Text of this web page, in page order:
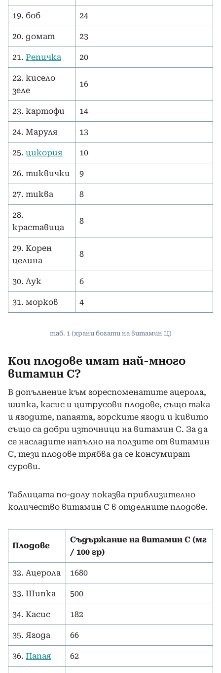
19. боб 24
20. домат 23
21. Репичка 20
22. кисело
зеле
16
23. картофи 14
24. Маруля 13
25. цикория 10
26. тиквички 9
27. тиква 8
28.
краставица
8
29. Корен
целина
8
30. Лук 6
31. морков 4
таб. 1 (храни богати на витамин Ц)
Кои плодове имат най-много
витамин С?
В допълнение към гореспоменатите ацерола,
шипка, касис и цитрусови плодове, също така
и ягодите, папаята, горските ягоди и кивито
също са добри източници на витамин С. За да
се насладите напълно на ползите от витамин
С, тези плодове трябва да се консумират
сурови.
Таблицата по-долу показва приблизително
количество витамин С в отделните плодове.
Плодове
Съдържание на витамин С (мг
/ 100 гр)
32. Ацерола 1680
33. Шипка 500
34. Касис 182
35. Ягода 66
36. Папая 62